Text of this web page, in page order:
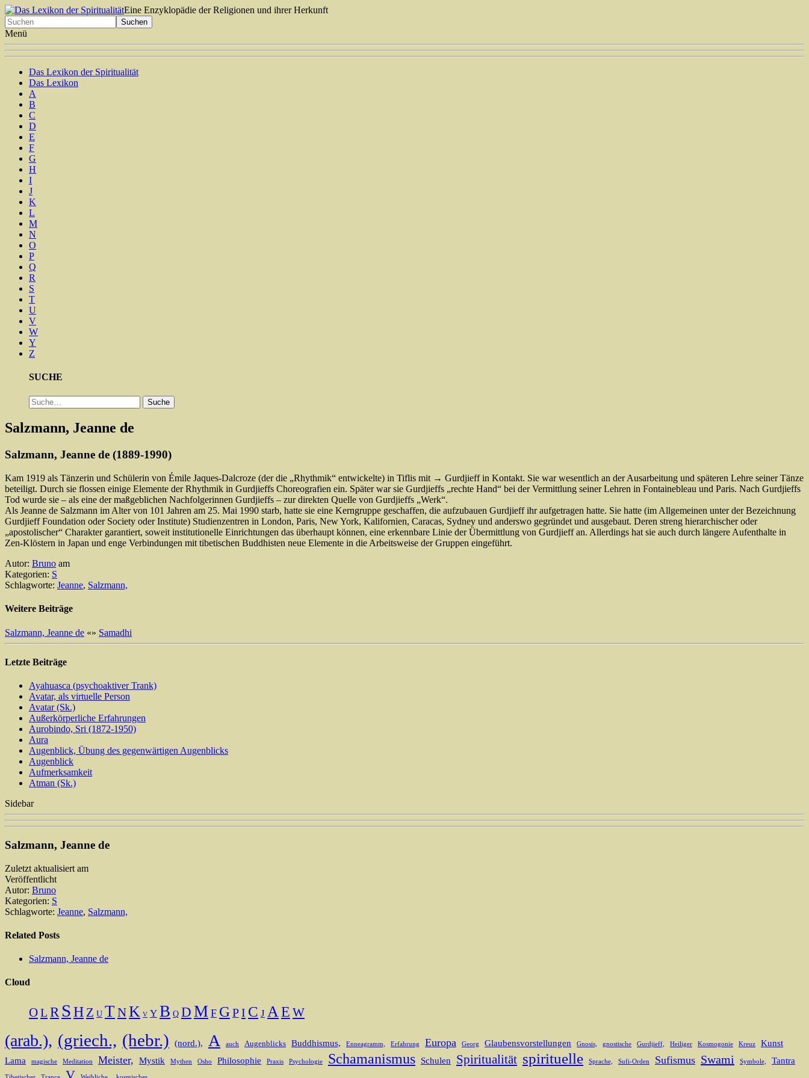
Eine Enzyklopädie der Religionen und ihrer Herkunft
Menü
Das Lexikon der Spiritualität
Das Lexikon
A
B
C
D
E
F
G
H
I
J
K
L
M
N
O
P
Q
R
S
T
U
V
W
Y
Z
SUCHE
Suche Suche
Salzmann, Jeanne de
Salzmann, Jeanne de (1889-1990)
Kam 1919 als Tänzerin und Schülerin von Émile Jaques-Dalcroze (der die „Rhythmik“ entwickelte) in Tiflis mit → Gurdjieff in Kontakt. Sie war wesentlich an der Ausarbeitung und späteren Lehre seiner Tänze
beteiligt. Durch sie flossen einige Elemente der Rhythmik in Gurdjieffs Choreografien ein. Später war sie Gurdjieffs „rechte Hand“ bei der Vermittlung seiner Lehren in Fontainebleau und Paris. Nach Gurdjieffs
Tod wurde sie – als eine der maßgeblichen Nachfolgerinnen Gurdjieffs – zur direkten Quelle von Gurdjieffs „Werk“.
Als Jeanne de Salzmann im Alter von 101 Jahren am 25. Mai 1990 starb, hatte sie eine Kerngruppe geschaffen, die aufzubauen Gurdjieff ihr aufgetragen hatte. Sie hatte (im Allgemeinen unter der Bezeichnung
Gurdjieff Foundation oder Society oder Institute) Studienzentren in London, Paris, New York, Kalifornien, Caracas, Sydney und anderswo gegründet und ausgebaut. Deren streng hierarchischer oder
„apostolischer“ Charakter garantiert, soweit institutionelle Einrichtungen das überhaupt können, eine erkennbare Linie der Übermittlung von Gurdjieff an. Allerdings hat sie auch durch längere Aufenthalte in
Zen-Klöstern in Japan und enge Verbindungen mit tibetischen Buddhisten neue Elemente in die Arbeitsweise der Gruppen eingeführt.
Autor: Bruno am
Kategorien: S
Schlagworte: Jeanne, Salzmann,
Weitere Beiträge
Salzmann, Jeanne de «» Samadhi
Letzte Beiträge
Ayahuasca (psychoaktiver Trank)
Avatar, als virtuelle Person
Avatar (Sk.)
Außerkörperliche Erfahrungen
Aurobindo, Sri (1872-1950)
Aura
Augenblick, Übung des gegenwärtigen Augenblicks
Augenblick
Aufmerksamkeit
Atman (Sk.)
Sidebar
Salzmann, Jeanne de
Zuletzt aktualisiert am
Veröffentlicht
Autor: Bruno
Kategorien: S
Schlagworte: Jeanne, Salzmann,
Related Posts
Salzmann, Jeanne de
Cloud
OL R SH Z U T NK V Y B Q D M F GPI C J A E W
(arab.), (griech., (hebr.) (nord.), A auch Augenblicks Buddhismus, Enneagramm, Erfahrung Europa Georg Glaubensvorstellungen Gnosis, gnostische Gurdjieff, Heiliger Kosmogonie Kreuz
Kunst
Lama
magische Meditation Meister, Mystik Mythen Osho Philosophie Praxis Psychologie Schamanismus Schulen Spiritualität spirituelle Sprache, Sufi-Orden Sufismus Swami Symbole, Tantra
V